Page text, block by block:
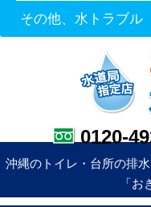
その他、水トラブル
0120-
沖縄のトイレ・台所の排
「お